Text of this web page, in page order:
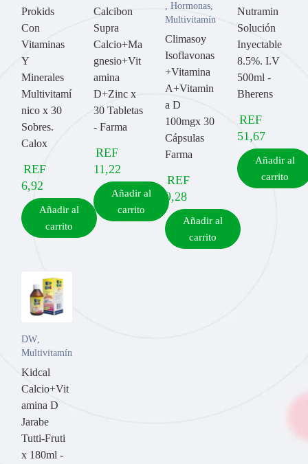
Prokids
Con
Vitaminas
Y
Minerales
Multivitamí
nico x 30
Sobres.
Calox
REF
6,92
Añadir al
carrito
Calcibon
Supra
Calcio+Ma
gnesio+Vit
amina
D+Zinc x
30 Tabletas
- Farma
REF
11,22
Añadir al
carrito
, Hormonas,
Multivitamínicos
Climasoy
Isoflavonas
+Vitamina
A+Vitamin
a D
100mgx 30
Cápsulas
Farma
REF
9,28
Añadir al
carrito
Nutramin
Solución
Inyectable
8.5%. I.V
500ml -
Bherens
REF
51,67
Añadir al
carrito
DW
Multivitamínicos
Kidcal
Calcio+Vit
amina D
Jarabe
Tutti-Fruti
x 180ml -